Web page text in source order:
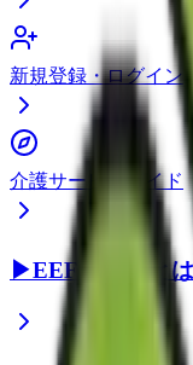
新規登録・ログイン
介護サービスガイド
▶EEFUL DBとは